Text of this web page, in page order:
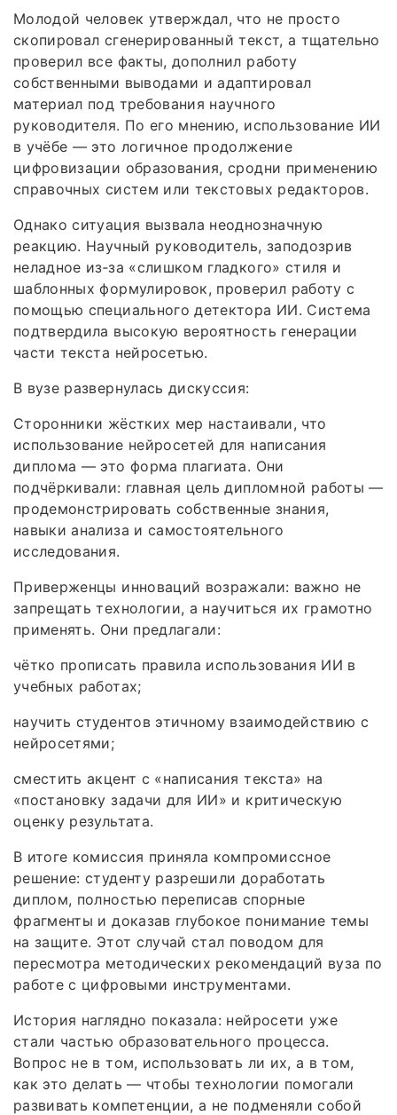
Молодой человек утверждал, что не просто
скопировал сгенерированный текст, а тщательно
проверил все факты, дополнил работу
собственными выводами и адаптировал
материал под требования научного
руководителя. По его мнению, использование ИИ
в учёбе — это логичное продолжение
цифровизации образования, сродни применению
справочных систем или текстовых редакторов.
Однако ситуация вызвала неоднозначную
реакцию. Научный руководитель, заподозрив
неладное из‑за «слишком гладкого» стиля и
шаблонных формулировок, проверил работу с
помощью специального детектора ИИ. Система
подтвердила высокую вероятность генерации
части текста нейросетью.
В вузе развернулась дискуссия:
Сторонники жёстких мер настаивали, что
использование нейросетей для написания
диплома — это форма плагиата. Они
подчёркивали: главная цель дипломной работы —
продемонстрировать собственные знания,
навыки анализа и самостоятельного
исследования.
Приверженцы инноваций возражали: важно не
запрещать технологии, а научиться их грамотно
применять. Они предлагали:
чётко прописать правила использования ИИ в
учебных работах;
научить студентов этичному взаимодействию с
нейросетями;
сместить акцент с «написания текста» на
«постановку задачи для ИИ» и критическую
оценку результата.
В итоге комиссия приняла компромиссное
решение: студенту разрешили доработать
диплом, полностью переписав спорные
фрагменты и доказав глубокое понимание темы
на защите. Этот случай стал поводом для
пересмотра методических рекомендаций вуза по
работе с цифровыми инструментами.
История наглядно показала: нейросети уже
стали частью образовательного процесса.
Вопрос не в том, использовать ли их, а в том,
как это делать — чтобы технологии помогали
развивать компетенции, а не подменяли собой